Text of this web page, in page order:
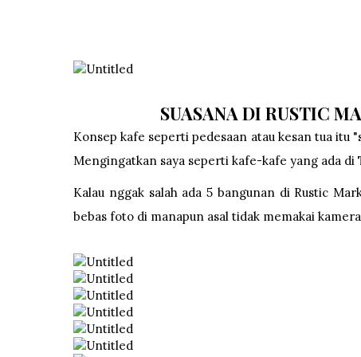
SUASANA DI RUSTIC
Konsep kafe seperti pedesaan atau kesan tua itu
Mengingatkan saya seperti kafe-kafe yang ada di
Kalau nggak salah ada 5 bangunan di Rustic
bebas foto di manapun asal tidak memakai